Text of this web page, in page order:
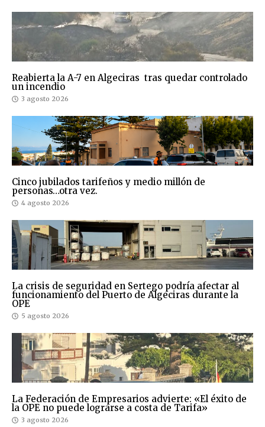
Reabierta la A-7 en Algeciras tras quedar controlado
un incendio
3 agosto 2026
Cinco jubilados tarifeños y medio millón de
personas…otra vez.
4 agosto 2026
La crisis de seguridad en Sertego podría afectar al
funcionamiento del Puerto de Algeciras durante la
OPE
5 agosto 2026
La Federación de Empresarios advierte: «El éxito de
la OPE no puede lograrse a costa de Tarifa»
3 agosto 2026